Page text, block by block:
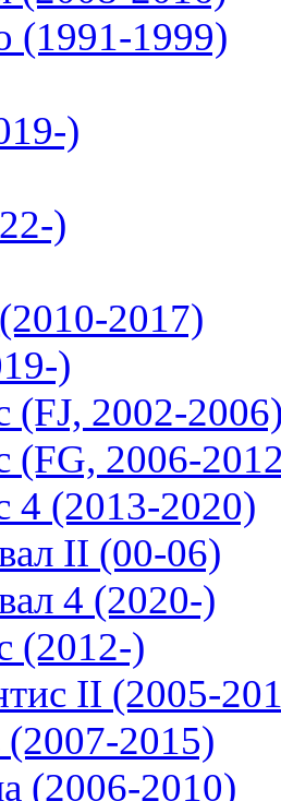
(1991-1999)
)
)
2017)
)
(FJ, 2002-
(FG, 2006-
4 (2013-2020)
II (00-06)
4 (2020-)
(2012-)
II (2005-
2015)
(2006-2010)